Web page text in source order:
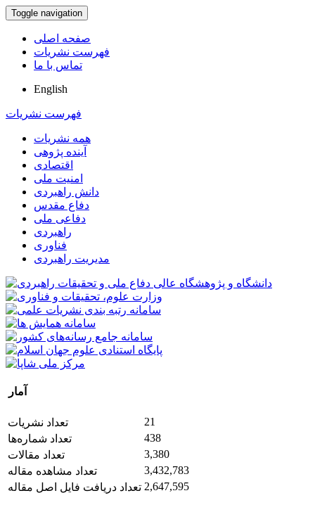
Toggle navigation
صفحه اصلی
فهرست نشریات
تماس با ما
English
فهرست نشریات
همه نشریات
آینده پژوهی
اقتصادی
امنیت ملی
دانش راهبردی
دفاع مقدس
دفاعی ملی
راهبردی
فناوری
مدیریت راهبردی
آمار
تعداد نشریات
21
تعداد شماره‌ها
438
تعداد مقالات
3,380
تعداد مشاهده مقاله
3,432,783
تعداد دریافت فایل اصل مقاله 2,647,595